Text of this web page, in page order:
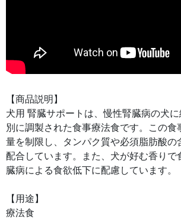
【商品説明】
犬用 腎臓サポートは、慢性腎臓病の犬
別に調製された食事療法食です。この食
量を制限し、タンパク質や必須脂肪酸の
配合しています。また、犬が好む香りで
臓病による食欲低下に配慮しています。
【用途】
療法食